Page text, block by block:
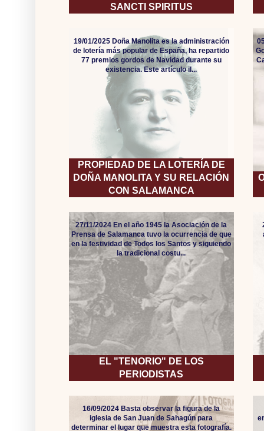
SANCTI SPIRITUS
PROPIEDAD DE LA LOTERÍA DE
DOÑA MANOLITA Y SU RELACIÓN
CON SALAMANCA
19/01/2025 Doña Manolita es la administración
de lotería más popular de España, ha repartido
77 premios gordos de Navidad durante su
existencia. Este artículo il...
EL "TENORIO" DE LOS
PERIODISTAS
27/11/2024 En el año 1945 la Asociación de la
Prensa de Salamanca tuvo la ocurrencia de que
en la festividad de Todos los Santos y siguiendo
la tradicional costu...
16/09/2024 Basta observar la figura de la
iglesia de San Juan de Sahagún para
determinar el lugar que muestra esta fotografía.